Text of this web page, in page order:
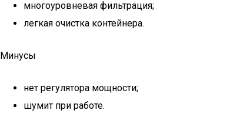
многоуровневая фильтрация;
легкая очистка контейнера.
Минусы
нет регулятора мощности;
шумит при работе.